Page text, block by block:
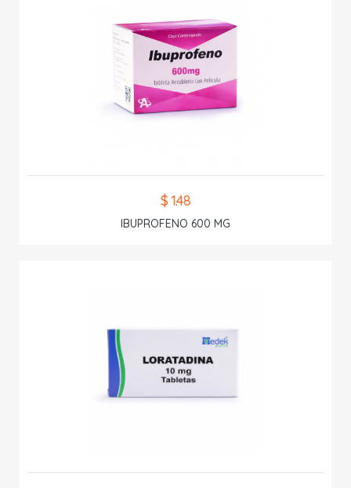
$ 1.48
IBUPROFENO 600 MG